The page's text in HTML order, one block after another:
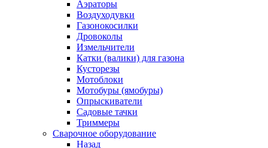
Аэраторы
Воздуходувки
Газонокосилки
Дровоколы
Измельчители
Катки (валики) для газона
Кусторезы
Мотоблоки
Мотобуры (ямобуры)
Опрыскиватели
Садовые тачки
Триммеры
Сварочное оборудование
Назад